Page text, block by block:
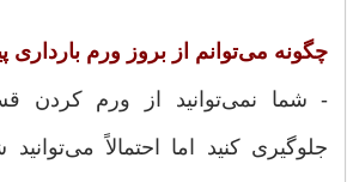
چگونه می‌توانم از بروز ورم بارداری
- شما نمی‌توانید از ورم کردن
جلوگیری کنید اما احتمالاً